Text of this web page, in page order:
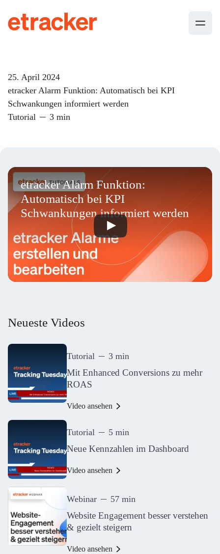
25. April 2024
etracker Alarm Funktion: Automatisch bei KPI
Schwankungen informiert werden
Tutorial
3 min
etracker Alarm Funktion:
Automatisch bei KPI
Schwankungen informiert werden
Neueste Videos
Tutorial 3 min
Mit Enhanced Conversions zu mehr
ROAS
Video ansehen
Tutorial 5 min
Neue Kennzahlen im Dashboard
Video ansehen
Webinar 57 min
Website Engagement besser verstehen
& gezielt steigern
Video ansehen